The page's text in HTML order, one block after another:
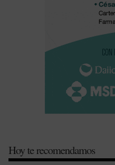
Hoy te recomendamos